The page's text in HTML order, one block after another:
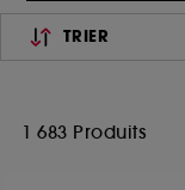
TRIER
1 683 Produits